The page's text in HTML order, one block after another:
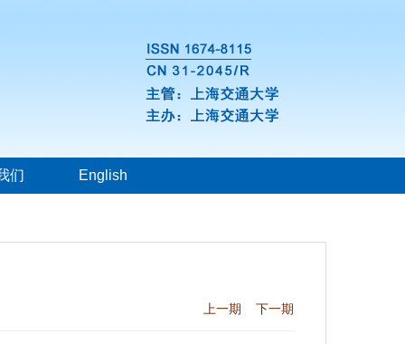
们 English
上一期 下一期